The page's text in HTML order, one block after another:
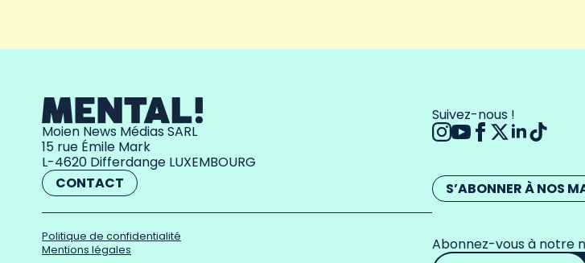
Moien News Médias SARL
15 rue Émile Mark
L-4620 Differdange LUXEMBOURG
CONTACT
Politique de confidentialité
Mentions légales
Suivez-nous !
S’ABONNER À NOS
Abonnez-vous à notre
Adresse